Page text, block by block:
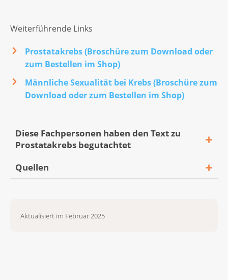
Weiterführende Links
Prostatakrebs (Broschüre zum Download oder
zum Bestellen im Shop)
Männliche Sexualität bei Krebs (Broschüre zum
Download oder zum Bestellen im Shop)
Diese Fachpersonen haben den Text zu
Prostatakrebs begutachtet
PD Dr. med. Aurelius Omlin,
Zürich
Quellen
AWMF) (2024). S3-Leitlinie
Aktualisiert im Februar 2025